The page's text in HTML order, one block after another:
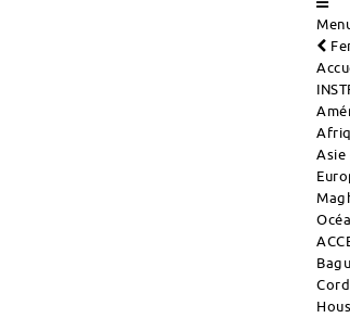
Asie